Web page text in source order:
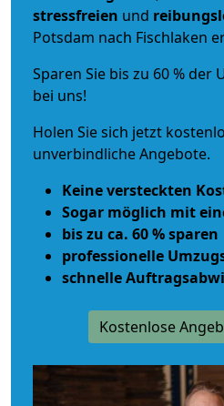
stressfreien und
Potsdam nach Fischlaken
Sparen Sie bis zu 60 % der
bei uns!
Holen Sie sich jetzt
unverbindliche Angebote.
Keine versteckten
Sogar möglich mit
bis zu ca. 60 % sparen
professionelle
schnelle
Kostenlose